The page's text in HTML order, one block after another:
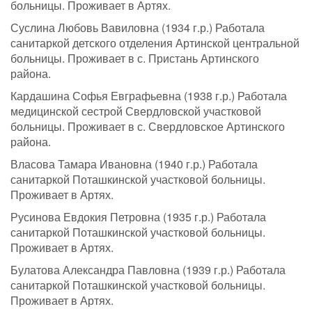
больницы. Проживает в Артях.
Суслина Любовь Вавиловна (1934 г.р.) Работала
санитаркой детского отделения Артинской центральной
больницы. Проживает в с. Пристань Артинского
района.
Кардашина Софья Евграфьевна (1938 г.р.) Работала
медицинской сестрой Свердловской участковой
больницы. Проживает в с. Свердловское Артинского
района.
Власова Тамара Ивановна (1940 г.р.) Работала
санитаркой Поташкинской участковой больницы.
Проживает в Артях.
Русинова Евдокия Петровна (1935 г.р.) Работала
санитаркой Поташкинской участковой больницы.
Проживает в Артях.
Булатова Александра Павловна (1939 г.р.) Работала
санитаркой Поташкинской участковой больницы.
Проживает в Артях.